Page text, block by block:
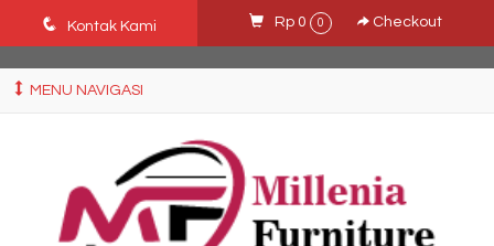
Ffn26mCseQzwzJTw3smpNE8Nti1cAw6hYZWaSDjvoqs
q Kontak Kami Rp 0 0 Checkout
MENU NAVIGASI